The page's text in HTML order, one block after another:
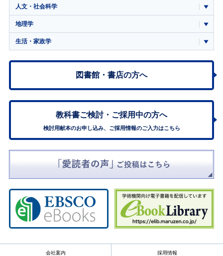
人文・社会科学
地理学
生活・家政学
図書館・書店の方へ
教科書ご検討・ ご採用中の方へ
検討用献本のお申し込み、ご採用情報のご入力はこちら
会社案内 採用情報